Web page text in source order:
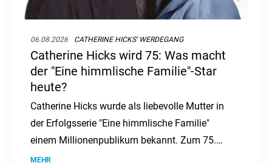
06.08.2026 CATHERINE HICKS' WERDEGANG
Catherine Hicks wird 75: Was macht
der "Eine himmlische Familie"-Star
heute?
Catherine Hicks wurde als liebevolle Mutter in
der Erfolgsserie "Eine himmlische Familie"
einem Millionenpublikum bekannt. Zum 75.
Geburtstag der Schauspielerin stellt sich die
MEHR